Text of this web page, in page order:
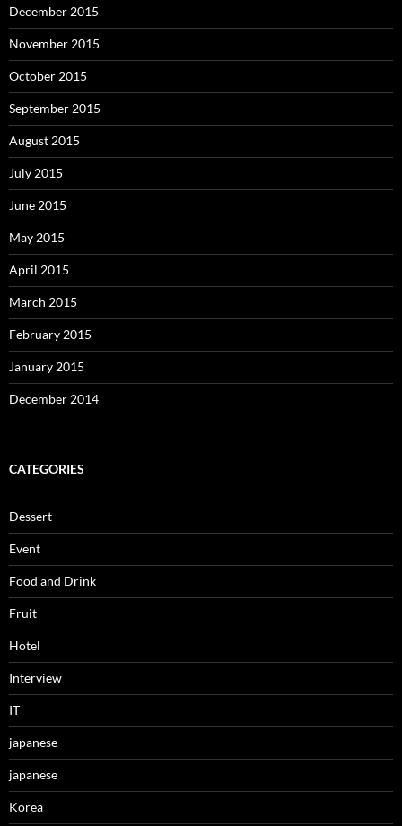
December 2015
November 2015
October 2015
September 2015
August 2015
July 2015
June 2015
May 2015
April 2015
March 2015
February 2015
January 2015
December 2014
CATEGORIES
Dessert
Event
Food and Drink
Fruit
Hotel
Interview
IT
japanese
japanese
Korea